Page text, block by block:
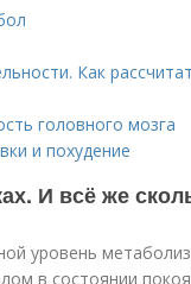
Как
головного мозга
и похудение
И всё же
уровень
в состоянии покоя